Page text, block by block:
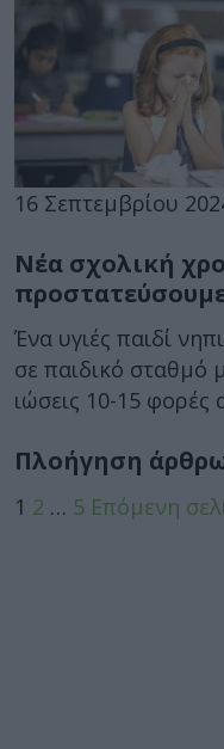
16 Σεπτεμβρίου
Νέα σχολική
Ένα υγιές παιδί
σε παιδικό σταθμό
ιώσεις 10-15 φορές
Πλοήγηση
1 2 … 5 Επόμενη